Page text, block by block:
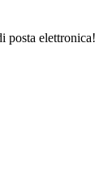
posta elettronica!